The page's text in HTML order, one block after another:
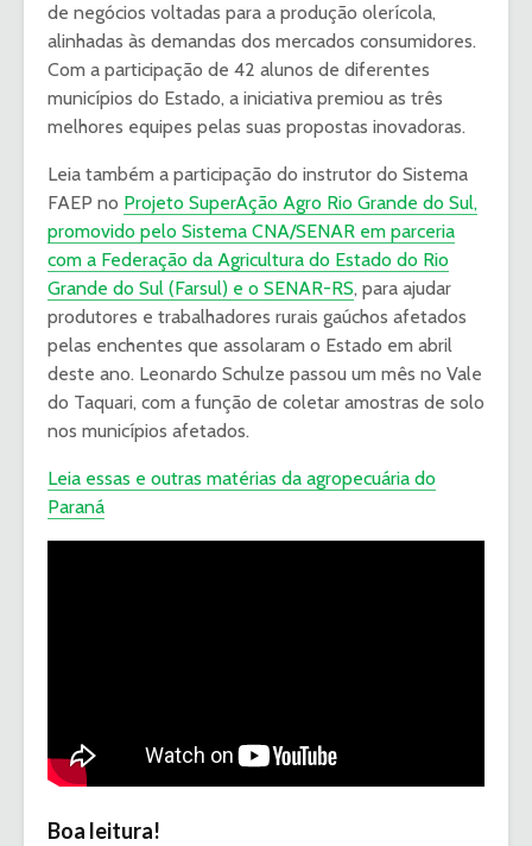
de negócios voltadas para a produção olerícola,
alinhadas às demandas dos mercados consumidores.
Com a participação de 42 alunos de diferentes
municípios do Estado, a iniciativa premiou as três
melhores equipes pelas suas propostas inovadoras.
Leia também a participação do instrutor do Sistema
FAEP no Projeto SuperAção Agro Rio Grande do Sul,
promovido pelo Sistema CNA/SENAR em parceria
com a Federação da Agricultura do Estado do Rio
Grande do Sul (Farsul) e o SENAR-RS, para ajudar
produtores e trabalhadores rurais gaúchos afetados
pelas enchentes que assolaram o Estado em abril
deste ano. Leonardo Schulze passou um mês no Vale
do Taquari, com a função de coletar amostras de solo
nos municípios afetados.
Leia essas e outras matérias da agropecuária do
Paraná
Boa leitura!